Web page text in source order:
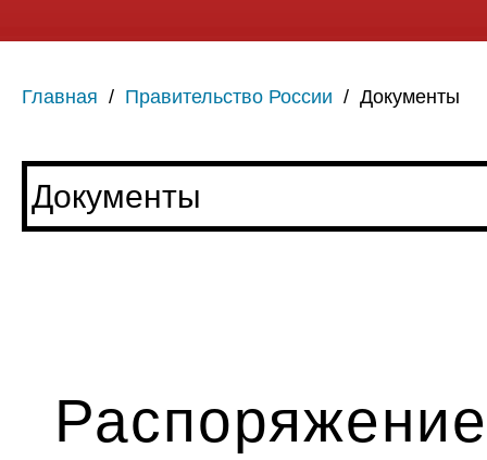
Главная / Правительство России / Документы